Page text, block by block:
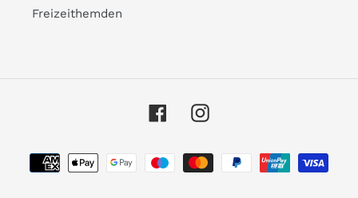
Freizeithemden
FacebookInstagram
Payment
methods